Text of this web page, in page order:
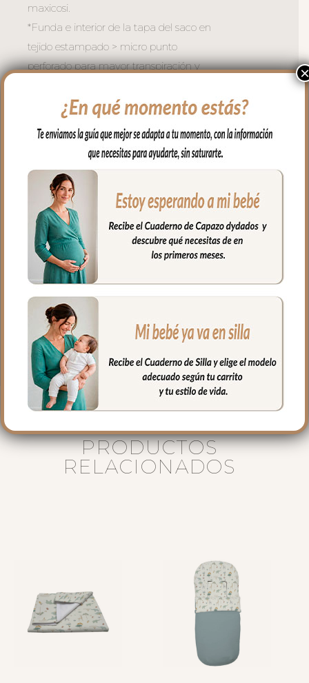
maxicosi.
*Funda e interior de la tapa del saco en
tejido estampado > micro punto
perforado para mayor transpiración y
*El tejido posterior de la funda es rejilla 3D
aplaste con el peso de bebe y permita
una ventilación real.
*Ojales para los arneses.
*El relleno de la funda es micro fibra
prensada para mayor confort y
comodidad del bebé.
*Trasera en la parte superior de la funda.
*Trasera en la parte inferior de la funda.
*Tejido exterior de la tapa del saco en
interlock estampado e impermeable.
*Cremalleras laterales al color de la
prenda.
PRODUCTOS
RELACIONADOS
×